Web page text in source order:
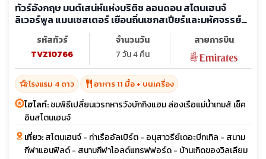
ทัวร์อังกฤษ มนต์เสน่ห์แห่งบริติช ลอนดอน สโตนเฮนจ์
ลิเวอร์พูล แมนเชสเตอร์ เยือนถิ่นเชกสเปียร์และมหัศจรรย์
สถาปัตยกรรมระดับโลก
รหัสทัวร์
TVZ10766
จำนวนวัน
7 วัน 4 คืน
สายการบิน
hotel_classโรงแรม 4 ดาว restaurant อาหาร 11 มื้อ + บนเครื่อง
ไฮไลท์:ชมพิธีเปลี่ยนเวรทหารวังบักกิงแฮม ล่องเรือแม่น้ำเทมส์ เช็ค
อินสโตนเฮนจ์
เที่ยว:สโตนเฮนจ์ - ท่าเรืออัลเบิร์ต - อนุสาวรีย์เดอะบีทเทิล - สนาม
กีฬาแอนฟิลด์ - สนามกีฬาโอลด์แทรฟฟอร์ด - บ้านเกิดของวิลเลียม